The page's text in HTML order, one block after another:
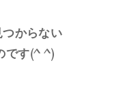
からない
です(^ ^)